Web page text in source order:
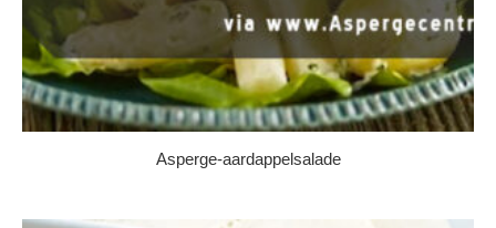
Asperge-aardappelsalade